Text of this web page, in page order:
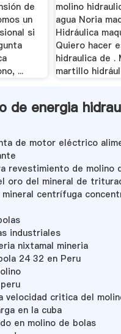
de
un
si
...
molino
agua Noria
Hidráulica
Quiero hacer
hidraulica de .
martillo
de energia
de motor eléctrico
revestimiento de molino
oro del mineral de
centrífuga
industriales
nixtamal mineria
24 32 en Peru
velocidad critica del
en la cuba
en molino de bolas